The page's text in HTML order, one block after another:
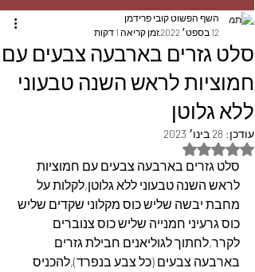
סלט גזרים בארבעה צבעים עם
חמוציות לראש השנה טבעוני
ללא גלוטן
השף הפשוט קובי פרידמן
12 בספט׳ 2022
זמן קריאה 1 דקות
עודכן: 28 בינו׳ 2023
דירוג של NaN מתוך 5 כוכבים
סלט גזרים בארבעה צבעים עם חמוציות
לראש השנה טבעוני ללא גלוטן,לקלות על
מחבת יבשה שליש כוס מקלוני שקדים שליש
כוס גרעיני חמנייה שליש כוס צנוברים
לקרר,לחתוך לגוליאנים חבילת גזרים
בארבעה צבעים (כל צבע בנפרד),להכניס